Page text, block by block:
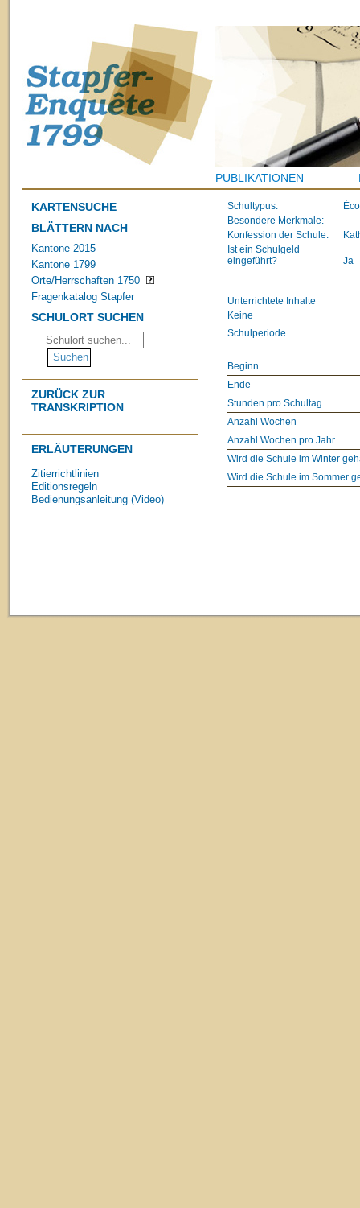
PUBLIKATIONEN
KARTENSUCHE
BLÄTTERN NACH
Kantone 2015
Kantone 1799
Orte/Herrschaften 1750
Fragenkatalog Stapfer
SCHULORT SUCHEN
ZURÜCK ZUR
TRANSKRIPTION
ERLÄUTERUNGEN
Zitierrichtlinien
Editionsregeln
Bedienungsanleitung (Video)
Schultypus:
Besondere Merkmale:
Konfession der Schule:
Ist ein Schulgeld
eingeführt?
Ja
Unterrichtete Inhalte
Keine
Schulperiode
Beginn
Ende
Stunden pro Schultag
Anzahl Wochen
Anzahl Wochen pro Jahr
Wird die Schule im Winter
Wird die Schule im Sommer